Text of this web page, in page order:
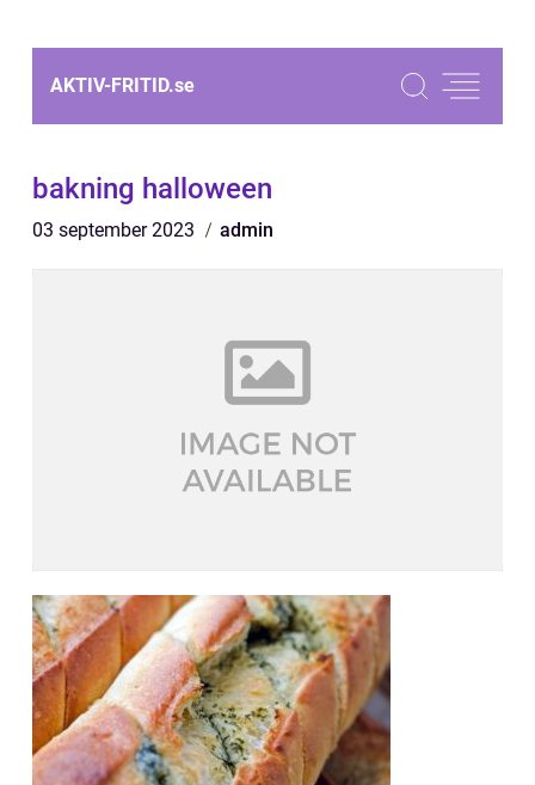
AKTIV-FRITID.se
bakning halloween
03 september 2023 admin